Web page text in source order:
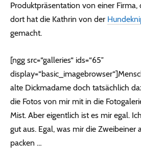
Produktpräsentation von einer Firma,
dort hat die Kathrin von der
gemacht.
[ngg src=“galleries“ ids=“65″
alte Dickmadame doch tatsächlich
die Fotos von mir mit in die
Mist. Aber eigentlich ist es mir egal.
gut aus. Egal, was mir die Zweibeiner
packen …